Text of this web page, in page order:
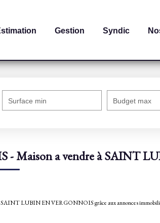
Gestion Syndic
Surface min Budget max
Maison a vendre à SAINT
SAINT LUBIN EN VERGONNOIS grâce aux annonces